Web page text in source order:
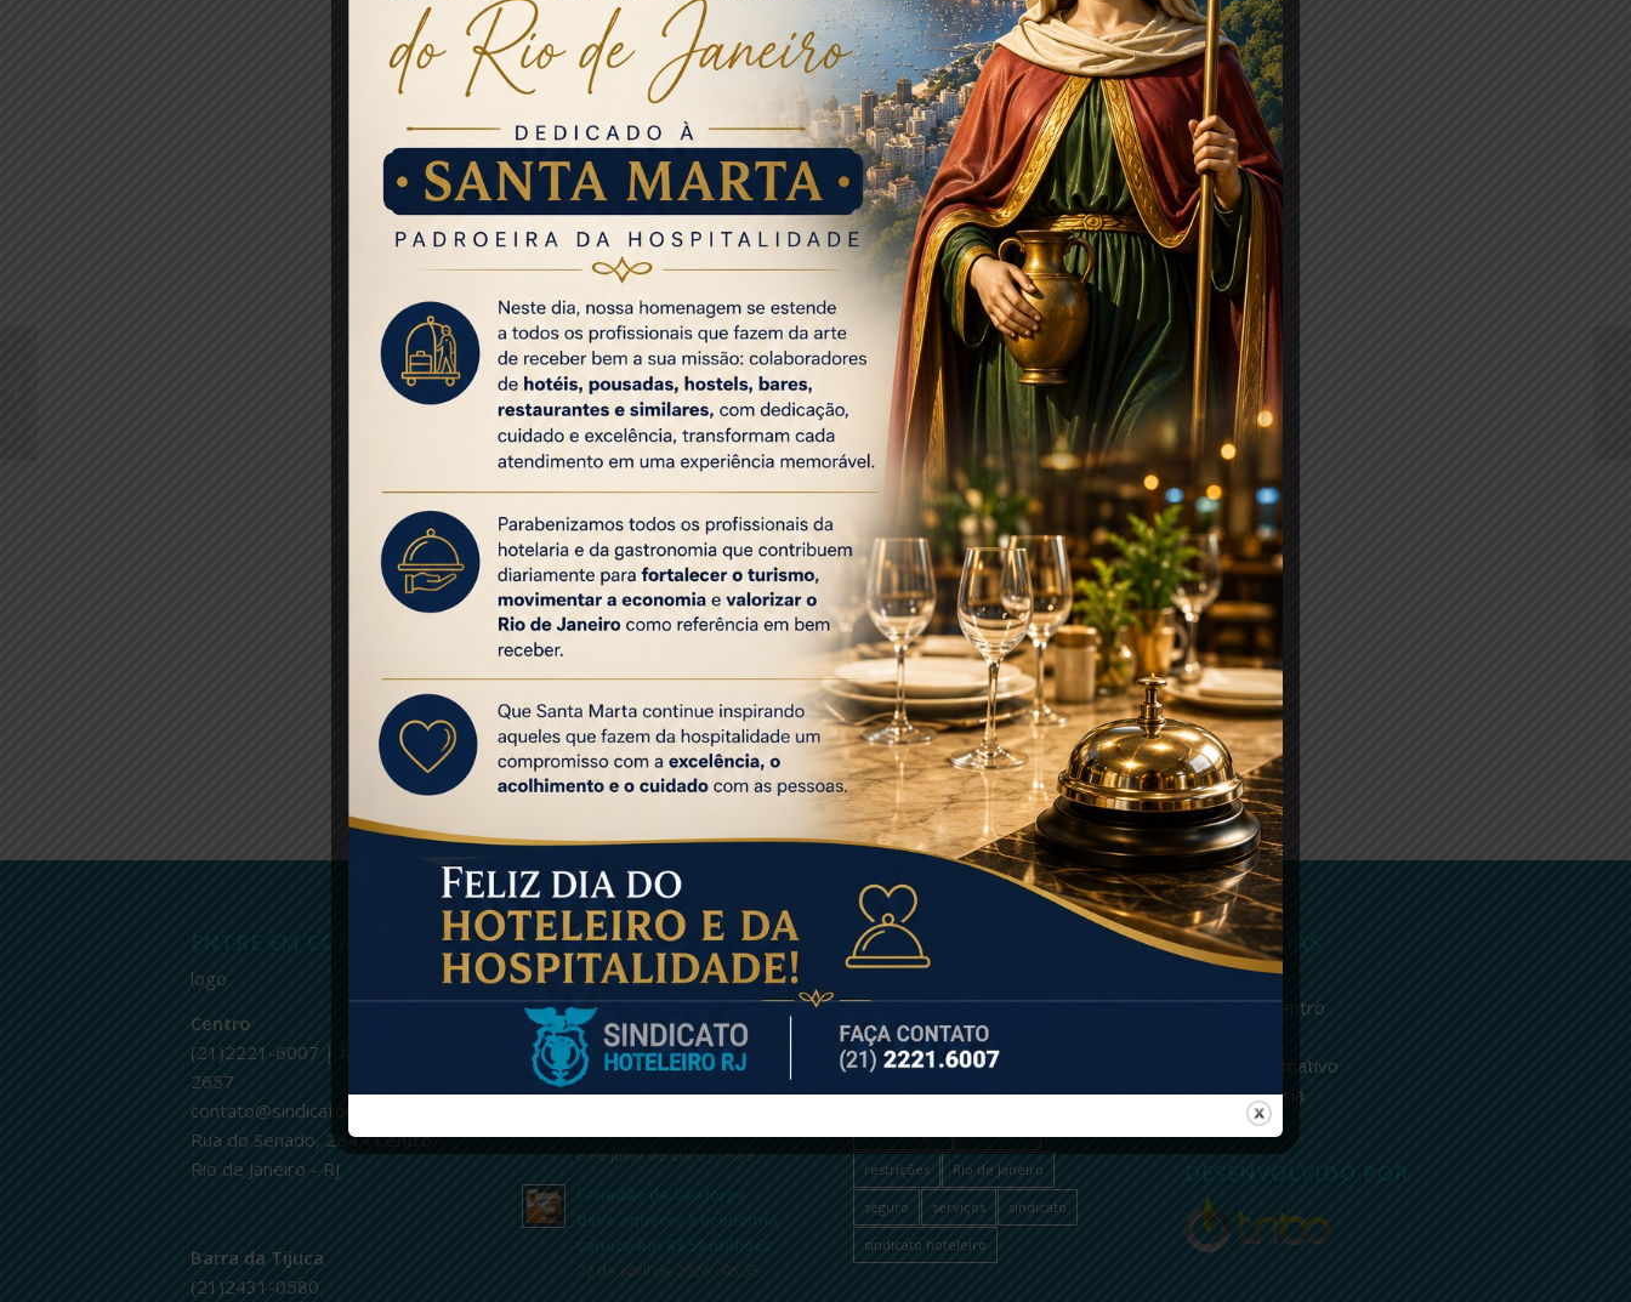
Iniciativa faz parte de ações da hotelaria que visam o reforço na segurança da região. Foto: Giane Carvalho
O Hotéis Rio participou da cerimônia de entrega de três quadriciclos restaurados ao
19º BPM de Copacabana. A ação foi possível devido à colaboração conjunta de oito
hotéis da região – Arena Copacabana Hotel, Belmond Copacabana Palace, Fairmont
Rio de Janeiro Copacabana, Hotel Rio Lancaster, Rio Othon Palace, Miramar by
Windsor, Windsor Excelsior e Windsor Leme.
Organizada pelo Hotéis Rio, a iniciativa faz parte de ações da hotelaria que visam o
reforço na segurança da região, em especial no trecho da orla do Leme a
Copacabana. Na ocasião, o comandante do 19º BPM, Ten. Cel. Marcos Balbino,
representou a corporação.
Fonte: Mercado & Eventos
Share this entry
ENTRE EM CONTATO
logo
Centro
(21)2221-6007 | fax.: 2232-
2657
contato@sindicatohoteleirorj.com.br
Rua do Senado, 264 - Centro
Rio de Janeiro - RJ
Barra da Tijuca
(21)2431-0580
ÚLTIMAS NOTÍCIAS
Dia do Hoteleiro do Rio de
Janeiro
29 de julho de 2026 - 15:23
Recuperação tributária
8 de julho de 2026 - 19:59
Feriadão de São Jorge
deve aquecer a economia
carioca em R$ 50 milhões
22 de abril de 2026 - 05:55
TAGS
desemprego fique por dentro
hoteleiro jurídico novidades
restrições Rio de Janeiro
seguro serviços sindicato
sindicato hoteleiro
CATEGORIAS
Avisos
Fique por dentro
Nosso informativo
Sem categoria
DESENVOLVIDO POR